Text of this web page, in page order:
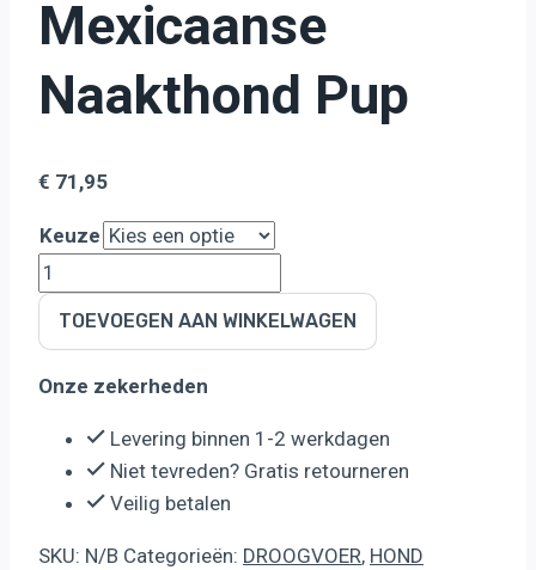
Mexicaanse
Naakthond Pup
€ 71,95
Keuze
Yourdog
Mexicaanse
Naakthond
aantal
TOEVOEGEN AAN WINKELWAGEN
Onze zekerheden
Levering binnen 1-2 werkdagen
Niet tevreden? Gratis retourneren
Veilig betalen
SKU: N/B Categorieën: DROOGVOER, HOND